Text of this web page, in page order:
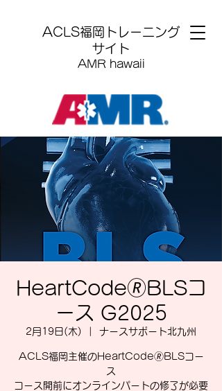
​ACLS福岡トレーニング
サイト
AMR hawaii
HeartCode🄬BLSコ
ース G2025
2月19日(木) ナースサポート北九州
ACLS福岡主催のHeartCode🄬BLSコー
ス
コース開前にオンラインパートの修了が必要